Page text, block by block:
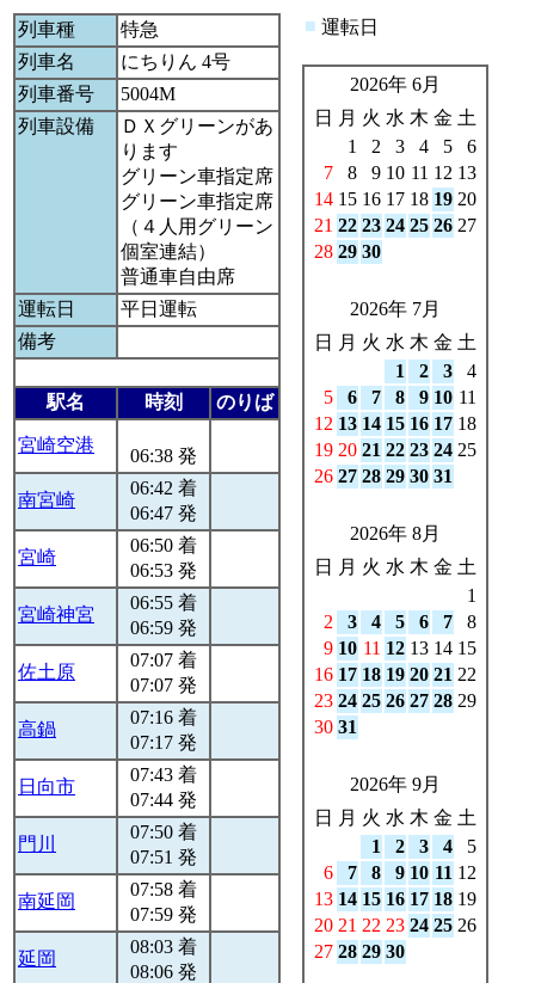
列車種
特急
列車名
にちりん 4号
列車番号
5004M
列車設備
ＤＸグリーンがあ
ります
グリーン車指定席
グリーン車指定席
（４人用グリーン
個室連結）
普通車自由席
運転日
平日運転
備考
駅名 時刻 のりば
宮崎空港
06:38 発
南宮崎
06:42 着
06:47 発
宮崎
06:50 着
06:53 発
宮崎神宮
06:55 着
06:59 発
佐土原
07:07 着
07:07 発
高鍋
07:16 着
07:17 発
日向市
07:43 着
07:44 発
門川
07:50 着
07:51 発
南延岡
07:58 着
07:59 発
延岡
08:03 着
08:06 発
■ 運転日
2026年 6月
日
月 火 水 木 金 土
1
2 3 4 5
6
7
8 9 10 11 12 13
14 15 16 17 18 19 20
21 22 23 24 25 26 27
28 29 30
2026年 7月
日
月 火 水 木 金 土
1
2 3
4
5
6 7 8 9 10 11
12 13 14 15 16 17 18
19 20 21 22 23 24 25
26 27 28 29 30 31
2026年 8月
日
月 火 水 木 金 土
1
2
3 4 5 6 7
8
9 10 11 12 13 14 15
16 17 18 19 20 21 22
23 24 25 26 27 28 29
30 31
2026年 9月
日
月 火 水 木 金 土
1
2 3 4
5
6
7 8 9 10 11 12
13 14 15 16 17 18 19
20 21 22 23 24 25 26
27 28 29 30